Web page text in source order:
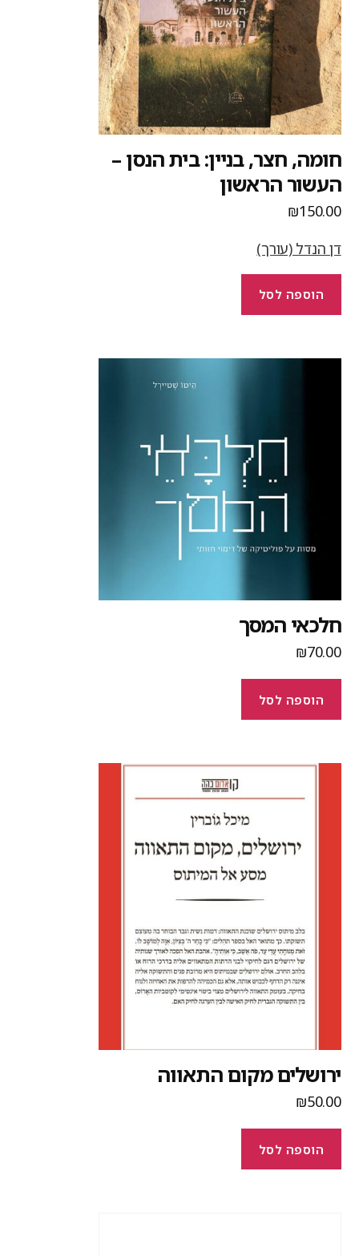
חצר, בניין: בית הנסן –
הראשון
₪
הנדל (עורך)
הוספה לסל
המסך
₪
הוספה לסל
מקום התאווה
₪
הוספה לסל